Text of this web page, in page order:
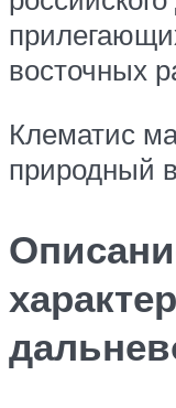
восточных
Клематис
природный